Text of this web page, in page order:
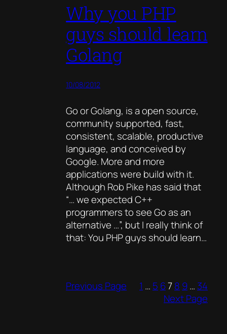
Why you PHP
guys should learn
Golang
10/08/2012
Go or Golang, is a open source,
community supported, fast,
consistent, scalable, productive
language, and conceived by
Google. More and more
applications were build with it.
Although Rob Pike has said that
“… we expected C++
programmers to see Go as an
alternative …”, but I really think of
that: You PHP guys should learn…
Previous Page 1 … 5 678 9… 34
Next Page